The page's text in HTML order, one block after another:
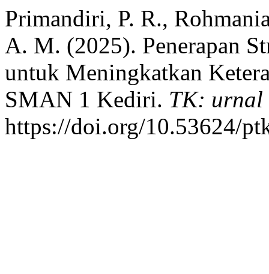
Primandiri, P. R.,
A. M. (2025). Penerapan
untuk Meningkatkan
SMAN 1 Kediri. TK: urnal
https://doi.org/10.53624/